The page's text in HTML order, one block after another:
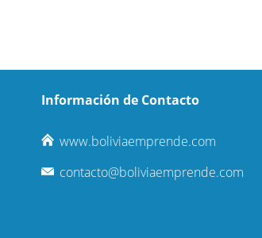
Información de Contacto
www.boliviaemprende.com
contacto@boliviaemprende.com